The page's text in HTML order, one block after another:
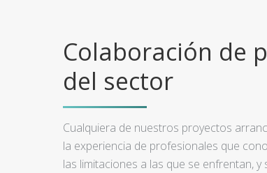
Colaboración de
del sector
Cualquiera de nuestros proyectos
la experiencia de profesionales que
las limitaciones a las que se enfrentan,